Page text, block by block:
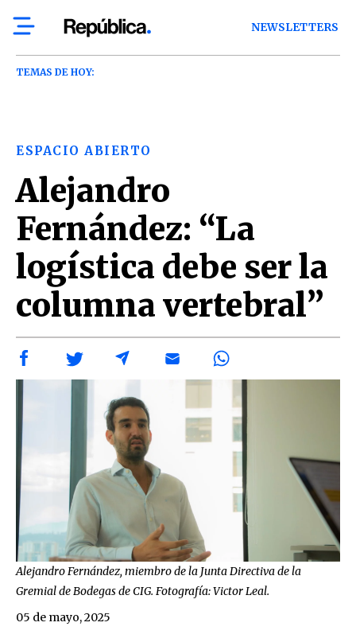
NEWSLETTERS
TEMAS DE HOY:
ESPACIO ABIERTO
Alejandro
Fernández: “La
logística debe ser la
columna vertebral”
Alejandro Fernández, miembro de la Junta Directiva de la
Gremial de Bodegas de CIG. Fotografía: Victor Leal.
05 de mayo, 2025